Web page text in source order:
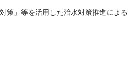
策」等を活用した治水対策推進による